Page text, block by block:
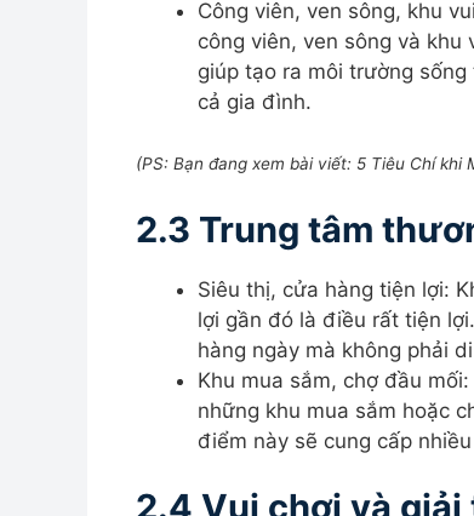
Công viên, ven sông, khu
công viên, ven sông và khu
giúp tạo ra môi trường
cả gia đình.
(PS: Bạn đang xem bài viết: 5 Tiêu Chí khi
2.3 Trung tâm
Siêu thị, cửa hàng tiện lợi:
lợi gần đó là điều rất tiện
hàng ngày mà không phải
Khu mua sắm, chợ đầu
những khu mua sắm hoặc
điểm này sẽ cung cấp
2.4 Vui chơi và giải